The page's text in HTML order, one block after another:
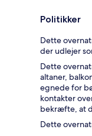
Politikker
Dette
der udlejer
Dette
altaner,
egnede for
kontakter
bekræfte, at
Dette